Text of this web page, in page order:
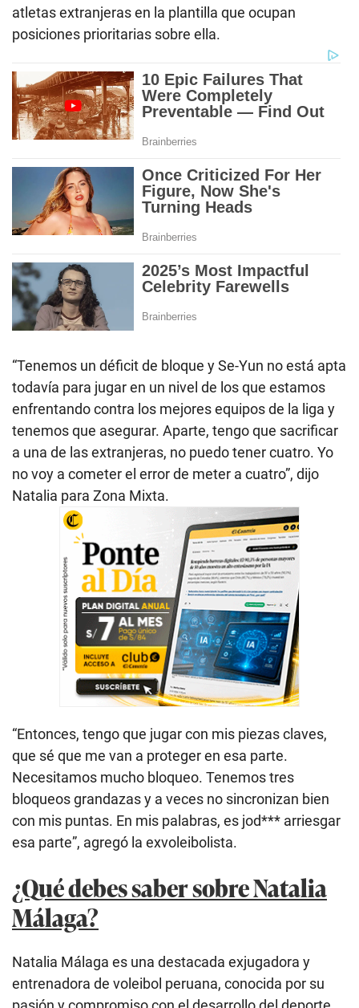
atletas extranjeras en la plantilla que ocupan
posiciones prioritarias sobre ella.
“Tenemos un déficit de bloque y Se-Yun no está apta
todavía para jugar en un nivel de los que estamos
enfrentando contra los mejores equipos de la liga y
tenemos que asegurar. Aparte, tengo que sacrificar
a una de las extranjeras, no puedo tener cuatro. Yo
no voy a cometer el error de meter a cuatro”, dijo
Natalia para Zona Mixta.
“Entonces, tengo que jugar con mis piezas claves,
que sé que me van a proteger en esa parte.
Necesitamos mucho bloqueo. Tenemos tres
bloqueos grandazas y a veces no sincronizan bien
con mis puntas. En mis palabras, es jod*** arriesgar
esa parte”, agregó la exvoleibolista.
¿Qué debes saber sobre Natalia
Málaga?
Natalia Málaga es una destacada exjugadora y
entrenadora de voleibol peruana, conocida por su